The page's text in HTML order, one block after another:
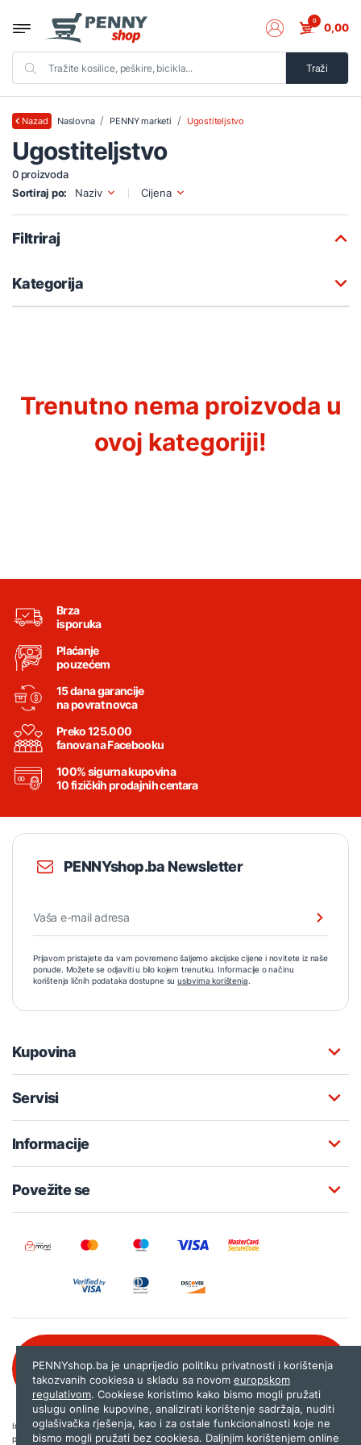
Traži
0 0,00
Nazad Naslovna PENNY marketi Ugostiteljstvo
Ugostiteljstvo
0 proizvoda
Sortiraj po:
Naziv Cijena
Filtriraj
Kategorija
Trenutno nema proizvoda u
ovoj kategoriji!
Brza
isporuka
Plaćanje
pouzećem
15 dana garancije
na povrat novca
Preko 125.000
fanova na Facebooku
100% sigurna kupovina
10 fizičkih prodajnih centara
PENNYshop.ba Newsletter
Prijavom pristajete da vam povremeno šaljemo akcijske cijene i novitete iz naše
ponude. Možete se odjaviti u bilo kojem trenutku. Informacije o načinu
korištenja ličnih podataka dostupne su uslovima korištenja.
Kupovina
Servisi
Informacije
Povežite se
080 020 261
Internet trgovina PENNYshop.ba nastoji objavljivati samo provjerene i pravilne
podatke. Ako na našoj stranici otkrijete neistinite, odnosno neadekvatne informacije,
PENNYshop.ba je unaprijedio politiku privatnosti i korištenja
takozvanih cookiesa u skladu sa novom europskom
regulativom. Cookiese koristimo kako bismo mogli pružati
uslugu online kupovine, analizirati korištenje sadržaja, nuditi
oglašivačka rješenja, kao i za ostale funkcionalnosti koje ne
bismo mogli pružati bez cookiesa. Daljnjim korištenjem online